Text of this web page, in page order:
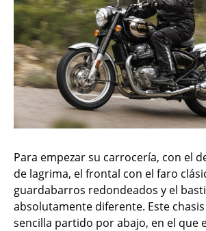
Para empezar su carrocería, con el
de lagrima, el frontal con el faro
guardabarros redondeados y el
absolutamente diferente. Este
sencilla partido por abajo, en el que